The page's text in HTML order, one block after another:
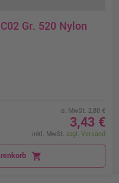
Gr. 520 Nylon
o. MwSt. 2,88 €
3,43 €
inkl. MwSt. zzgl. Versand
shopping_cart